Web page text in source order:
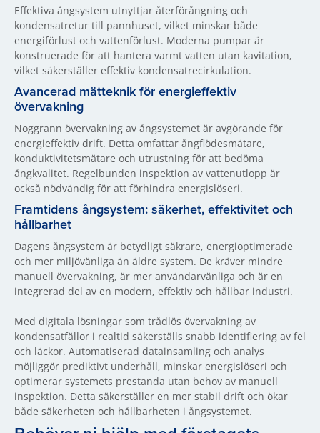
Effektiva ångsystem utnyttjar återförångning och
kondensatretur till pannhuset, vilket minskar både
energiförlust och vattenförlust. Moderna pumpar är
konstruerade för att hantera varmt vatten utan kavitation,
vilket säkerställer effektiv kondensatrecirkulation.
Avancerad mätteknik för energieffektiv
övervakning
Noggrann övervakning av ångsystemet är avgörande för
energieffektiv drift. Detta omfattar ångflödesmätare,
konduktivitetsmätare och utrustning för att bedöma
ångkvalitet. Regelbunden inspektion av vattenutlopp är
också nödvändig för att förhindra energislöseri.
Framtidens ångsystem: säkerhet, effektivitet och
hållbarhet
Dagens ångsystem är betydligt säkrare, energioptimerade
och mer miljövänliga än äldre system. De kräver mindre
manuell övervakning, är mer användarvänliga och är en
integrerad del av en modern, effektiv och hållbar industri.
Med digitala lösningar som trådlös övervakning av
kondensatfällor i realtid säkerställs snabb identifiering av fel
och läckor. Automatiserad datainsamling och analys
möjliggör prediktivt underhåll, minskar energislöseri och
optimerar systemets prestanda utan behov av manuell
inspektion. Detta säkerställer en mer stabil drift och ökar
både säkerheten och hållbarheten i ångsystemet.